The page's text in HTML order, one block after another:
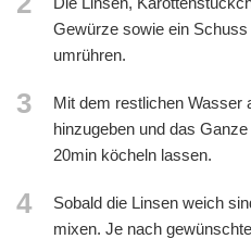
Gewürze sowie ein
umrühren.
3
Mit dem restlichen Wasser
hinzugeben und das
20min köcheln lassen.
4
Sobald die Linsen weich
mixen. Je nach